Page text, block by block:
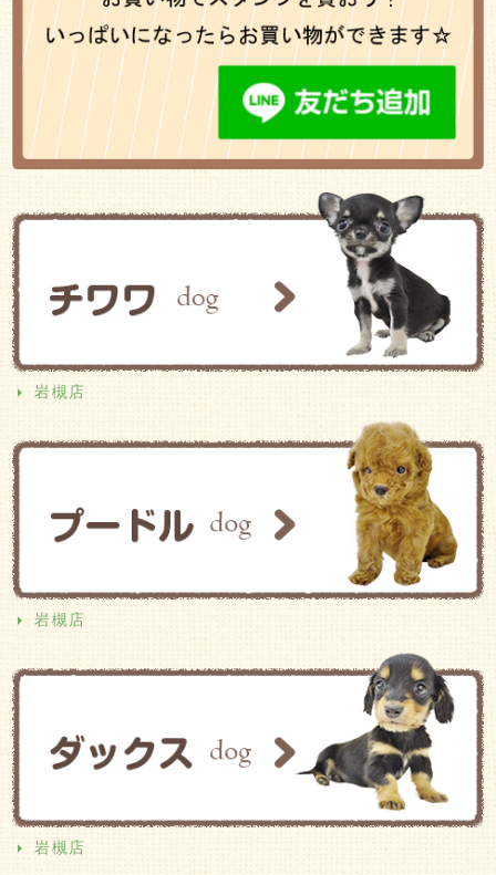
岩槻店
岩槻店
岩槻店